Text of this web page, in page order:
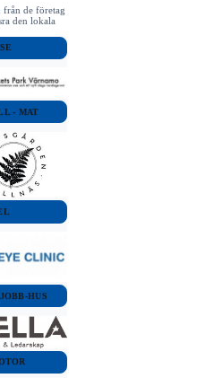
från de företag
den lokala
- MAT
HUS